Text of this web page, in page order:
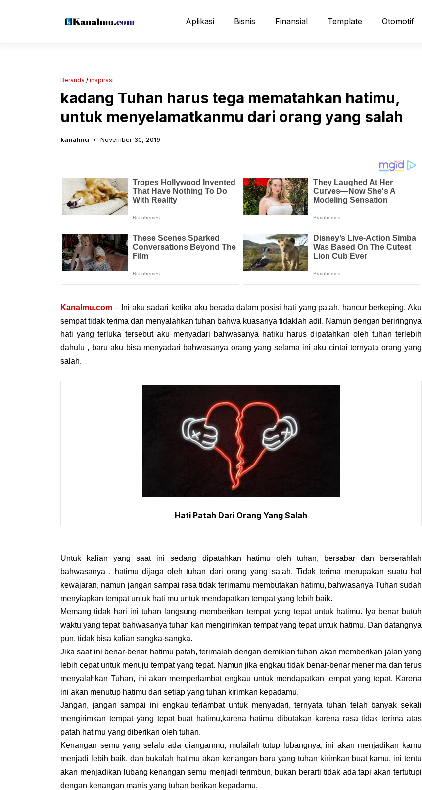
Aplikasi Bisnis Finansial Template Otomotif
Beranda / inspirasi
kadang Tuhan harus tega mematahkan hatimu,
untuk menyelamatkanmu dari orang yang salah
kanalmu November 30, 2019
Kanalmu.com – Ini aku sadari ketika aku berada dalam posisi hati yang patah, hancur berkeping. Aku
sempat tidak terima dan menyalahkan tuhan bahwa kuasanya tidaklah adil. Namun dengan beriringnya
hati yang terluka tersebut aku menyadari bahwasanya hatiku harus dipatahkan oleh tuhan terlebih
dahulu , baru aku bisa menyadari bahwasanya orang yang selama ini aku cintai ternyata orang yang
salah.
Hati Patah Dari Orang Yang Salah
Untuk kalian yang saat ini sedang dipatahkan hatimu oleh tuhan, bersabar dan berserahlah
bahwasanya , hatimu dijaga oleh tuhan dari orang yang salah. Tidak terima merupakan suatu hal
kewajaran, namun jangan sampai rasa tidak terimamu membutakan hatimu, bahwasanya Tuhan sudah
menyiapkan tempat untuk hati mu untuk mendapatkan tempat yang lebih baik.
Memang tidak hari ini tuhan langsung memberikan tempat yang tepat untuk hatimu. Iya benar butuh
waktu yang tepat bahwasanya tuhan kan mengirimkan tempat yang tepat untuk hatimu. Dan datangnya
pun, tidak bisa kalian sangka-sangka.
Jika saat ini benar-benar hatimu patah, terimalah dengan demikian tuhan akan memberikan jalan yang
lebih cepat untuk menuju tempat yang tepat. Namun jika engkau tidak benar-benar menerima dan terus
menyalahkan Tuhan, ini akan memperlambat engkau untuk mendapatkan tempat yang tepat. Karena
ini akan menutup hatimu dari setiap yang tuhan kirimkan kepadamu.
Jangan, jangan sampai ini engkau terlambat untuk menyadari, ternyata tuhan telah banyak sekali
mengirimkan tempat yang tepat buat hatimu,karena hatimu dibutakan karena rasa tidak terima atas
patah hatimu yang diberikan oleh tuhan.
Kenangan semu yang selalu ada dianganmu, mulailah tutup lubangnya, ini akan menjadikan kamu
menjadi lebih baik, dan bukalah hatimu akan kenangan baru yang tuhan kirimkan buat kamu, ini tentu
akan menjadikan lubang kenangan semu menjadi terimbun, bukan berarti tidak ada tapi akan tertutupi
dengan kenangan manis yang tuhan berikan kepadamu.